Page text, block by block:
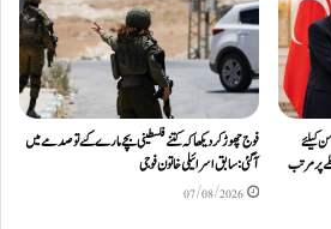
کیلئے
پر مرتب
فوج چھوڑ کر دیکھا کہ کتنے فلسطینی بچے مارے گئے تو صدمے میں
آگئی: سابق اسرائیلی خاتون فوجی
07/08/2026